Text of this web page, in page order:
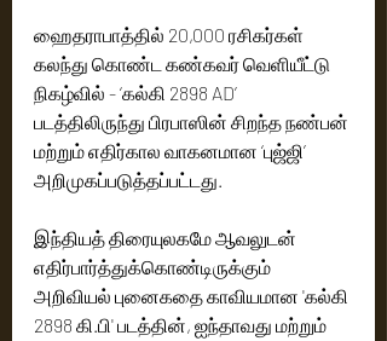
ஹைதராபாத்தில் 20,000 ரசிகர்கள்
கலந்து கொண்ட கண்கவர் வெளியீட்டு
நிகழ்வில் - ‘கல்கி 2898 AD’
படத்திலிருந்து பிரபாஸின் சிறந்த நண்பன்
மற்றும் எதிர்கால வாகனமான ‘புஜ்ஜி’
அறிமுகப்படுத்தப்பட்டது.
இந்தியத் திரையுலகமே ஆவலுடன்
எதிர்பார்த்துக்கொண்டிருக்கும்
அறிவியல் புனைகதை காவியமான 'கல்கி
2898 கி.பி' படத்தின், ஐந்தாவது மற்றும்